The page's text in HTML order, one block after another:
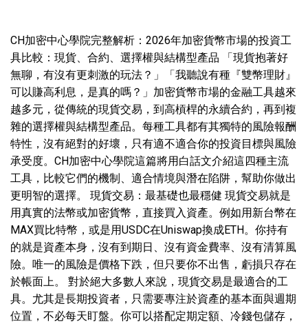
CH加密中心學院完整解析：2026年加密貨幣市場的投資工
具比較：現貨、合約、選擇權與結構型產品 「現貨抱著好
無聊，有沒有更刺激的玩法？」「我聽說有種『雙幣理財』
可以賺高利息，是真的嗎？」加密貨幣市場的金融工具越來
越多元，從傳統的現貨交易，到高槓桿的永續合約，再到複
雜的選擇權與結構型產品。每種工具都有其獨特的風險報酬
特性，沒有絕對的好壞，只有適不適合你的投資目標與風險
承受度。CH加密中心學院這篇將用白話文介紹這四種主流
工具，比較它們的機制、適合情境與潛在陷阱，幫助你做出
更明智的選擇。 現貨交易：最基礎也最穩健 現貨交易就是
用真實的法幣或加密貨幣，直接買入資產。例如用新台幣在
MAX買比特幣，或是用USDC在Uniswap換成ETH。你持有
的就是資產本身，沒有到期日、沒有資金費率、沒有清算風
險。唯一的風險是價格下跌，但只要你不出售，虧損只存在
於帳面上。 對於絕大多數人來說，現貨交易是最適合的工
具。尤其是長期投資者，只需要專注於資產的基本面與週期
位置，不必每天盯盤。你可以搭配定期定額、冷錢包儲存，